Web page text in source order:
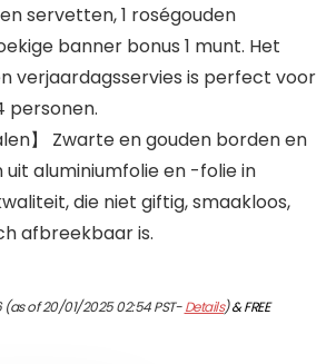
servetten, 1 roségouden
banner bonus 1 munt. Het
verjaardagsservies is perfect voor
personen.
】 Zwarte en gouden borden en
aluminiumfolie en -folie in
die niet giftig, smaakloos,
afbreekbaar is.
(as of 20/01/2025 02:54 PST-Details)&FREE